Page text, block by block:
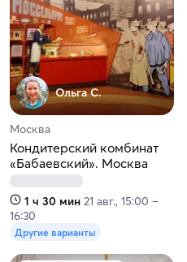
Ольга С.
Москва
Кондитерский комбинат
«Бабаевский». Москва
1 ч 30 мин 21 авг., 15:00 –
16:30
Другие варианты